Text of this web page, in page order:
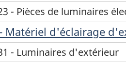
- Pièces de luminaires
Matériel d'éclairage
- Luminaires d'extérieur